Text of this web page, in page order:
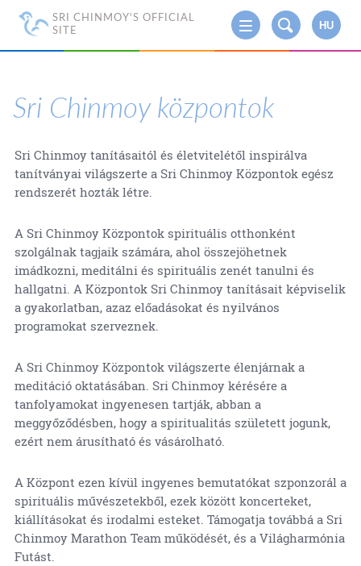
SRI CHINMOY'S OFFICIAL
SITE
HU
Sri Chinmoy központok
Sri Chinmoy tanításaitól és életvitelétől inspirálva
tanítványai világszerte a Sri Chinmoy Központok egész
rendszerét hozták létre.
A Sri Chinmoy Központok spirituális otthonként
szolgálnak tagjaik számára, ahol összejöhetnek
imádkozni, meditálni és spirituális zenét tanulni és
hallgatni. A Központok Sri Chinmoy tanításait képviselik
a gyakorlatban, azaz előadásokat és nyilvános
programokat szerveznek.
A Sri Chinmoy Központok világszerte élenjárnak a
meditáció oktatásában. Sri Chinmoy kérésére a
tanfolyamokat ingyenesen tartják, abban a
meggyőződésben, hogy a spiritualitás született jogunk,
ezért nem árusítható és vásárolható.
A Központ ezen kívül ingyenes bemutatókat szponzorál a
spirituális művészetekből, ezek között koncerteket,
kiállításokat és irodalmi esteket. Támogatja továbbá a Sri
Chinmoy Marathon Team működését, és a Világharmónia
Futást.